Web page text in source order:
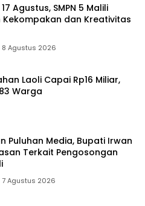
Agustus, SMPN 5 Malili
Kekompakan dan Kreativitas
8 Agustus 2026
Laoli Capai Rp16 Miliar,
Warga
Puluhan Media, Bupati Irwan
Terkait Pengosongan
7 Agustus 2026